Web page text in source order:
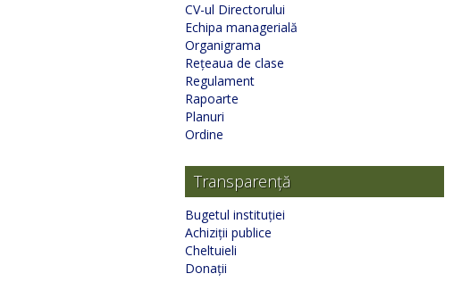
CV-ul Directorului
Echipa managerială
Organigrama
Rețeaua de clase
Regulament
Rapoarte
Planuri
Ordine
Transparență
Bugetul instituției
Achiziții publice
Cheltuieli
Donații